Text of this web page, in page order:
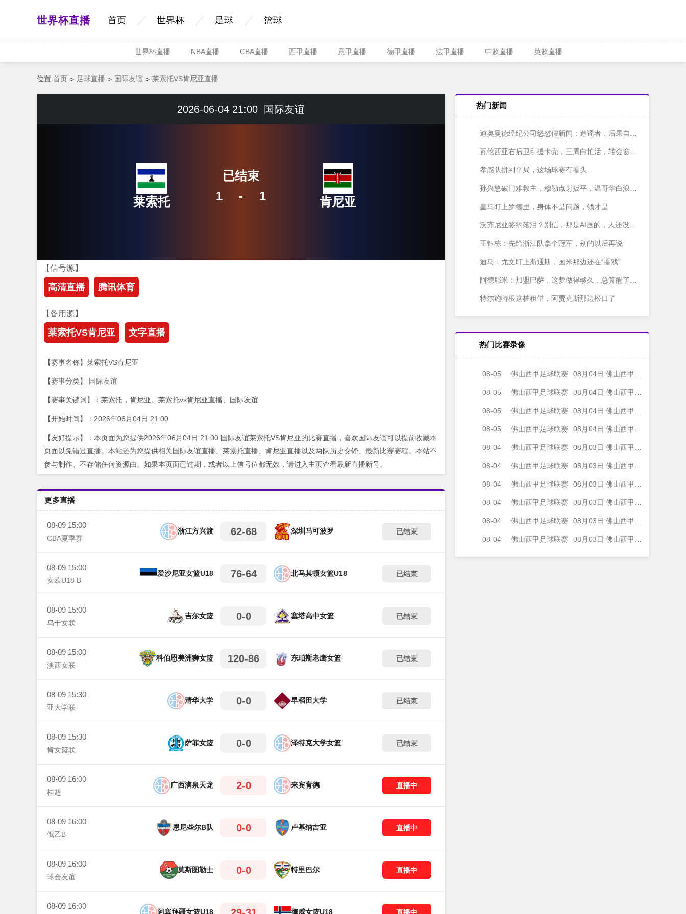
世界杯直播 首页 世界杯 足球 篮球
世界杯直播 NBA直播 CBA直播 西甲直播 意甲直播 德甲直播 法甲直播 中超直播 英超直播
位置:首页 足球直播 国际友谊 莱索托VS肯尼亚直播
2026-06-04 21:00 国际友谊
莱索托 1 - 1
已结束
肯尼亚
【信号源】
高清直播 腾讯体育
【备用源】
莱索托VS肯尼亚 文字直播
【赛事名称】莱索托VS肯尼亚
【赛事分类】 国际友谊
【赛事关键词】：莱索托，肯尼亚、莱索托vs肯尼亚直播、国际友谊
【开始时间】：2026年06月04日 21:00
【友好提示】：本页面为您提供2026年06月04日 21:00 国际友谊莱索托VS肯尼亚的比赛直播，喜欢国际友谊可以提前收藏本
页面以免错过直播。本站还为您提供相关国际友谊直播、莱索托直播、肯尼亚直播以及两队历史交锋、最新比赛赛程。本站不
参与制作、不存储任何资源由。如果本页面已过期，或者以上信号位都无效，请进入主页查看最新直播新号。
更多直播
08-09 15:00
CBA夏季赛
浙江方兴渡 62-68 深圳马可波罗 已结束
08-09 15:00
女欧U18 B
爱沙尼亚女篮U18 76-64 北马其顿女篮U18 已结束
08-09 15:00
乌干女联
吉尔女篮 0-0 塞塔高中女篮 已结束
08-09 15:00
澳西女联
科伯恩美洲狮女篮 120-86 东珀斯老鹰女篮 已结束
08-09 15:30
亚大学联
清华大学 0-0 早稻田大学 已结束
08-09 15:30
肯女篮联
萨菲女篮 0-0 泽特克大学女篮 已结束
08-09 16:00
桂超
广西漓泉天龙 2-0 来宾育德 直播中
08-09 16:00
俄乙B
恩尼些尔B队 0-0 卢基纳吉亚 直播中
08-09 16:00
球会友谊
莫斯图勒士 0-0 特里巴尔 直播中
08-09 16:00
阿塞拜疆女篮U18 挪威女篮U18
热门新闻
迪奥曼德经纪公司怒怼假新闻：造谣者，后果自负！
瓦伦西亚右后卫引援卡壳，三周白忙活，转会窗快关上了！
孝感队拼到平局，这场球赛有看头
孙兴慜破门难救主，穆勒点射扳平，温哥华白浪主场1-1战平洛杉矶
皇马盯上罗德里，身体不是问题，钱才是
沃齐尼亚签约落泪？别信，那是AI画的，人还没签字呢
王钰栋：先给浙江队拿个冠军，别的以后再说
迪马：尤文盯上斯通斯，国米那边还在“看戏”
阿德耶米：加盟巴萨，这梦做得够久，总算醒了？不对，是成了！
特尔施特根这桩租借，阿贾克斯那边松口了
热门比赛录像
08-05 佛山西甲足球联赛 08月04日 佛山西甲足球联赛32强淘汰赛 肇庆恒骏成 VS 三七互娱 全场录像
08-05 佛山西甲足球联赛 08月04日 佛山西甲足球联赛32强淘汰赛 广东西南建设 VS 香港圣徒 全场录像
08-05 佛山西甲足球联赛 08月04日 佛山西甲足球联赛32强淘汰赛 贪玩游戏 VS 美的薪火 全场录像
08-05 佛山西甲足球联赛 08月04日 佛山西甲足球联赛32强淘汰赛 藝品高國際 VS 湛江狂狼·粵辉能源 全场录像
08-04 佛山西甲足球联赛 08月03日 佛山西甲足球联赛32强淘汰赛 广东客家青年 VS 广州英华思力U17 全场录像
08-04 佛山西甲足球联赛 08月03日 佛山西甲足球联赛32强淘汰赛 广州求信 VS 顺德新青年 全场录像
08-04 佛山西甲足球联赛 08月03日 佛山西甲足球联赛32强淘汰赛 大塘控股 VS 茂名市点都得 全场录像
08-04 佛山西甲足球联赛 08月03日 佛山西甲足球联赛32强淘汰赛 广东凤铝 VS 湛江八部科技 全场录像
08-04 佛山西甲足球联赛 08月03日 佛山西甲足球联赛32强淘汰赛 广州蜀地红 VS 广州戴拿模 全场录像
08-04 佛山西甲足球联赛 08月03日 佛山西甲足球联赛32强淘汰赛 三水乐民兴健力宝 VS 中国澳门澳科精英 全场录像